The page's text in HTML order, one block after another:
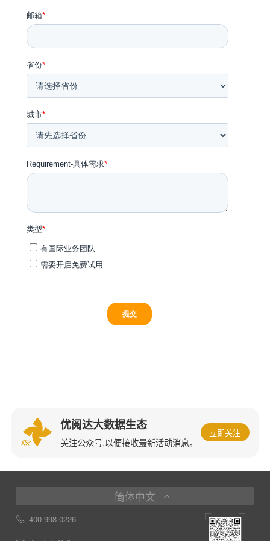
优阅达大数据生态
关注公众号,以便接收最新活动消息。
立即关注
简体中文
400 998 0226